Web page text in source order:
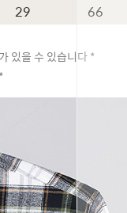
페이코 ID
29 66
있을 수 있습니다 *